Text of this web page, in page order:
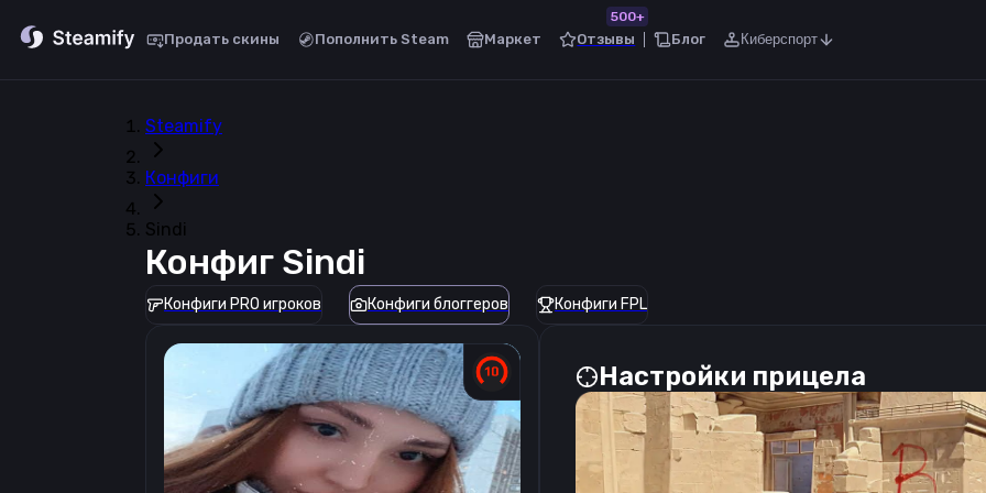
Продать скины Пополнить Steam Маркет Отзывы
500+
Блог Киберспорт
Steamify
Конфиги
Sindi
Конфиг Sindi
Конфиги PRO игроков Конфиги блоггеров Конфиги FPL
Настройки прицела